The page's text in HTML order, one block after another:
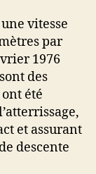
vitesse
par
1976
des
été
et assurant
descente